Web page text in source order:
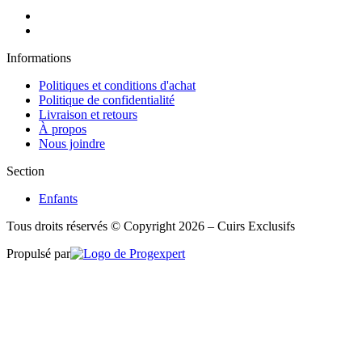
Informations
Politiques et conditions d'achat
Politique de confidentialité
Livraison et retours
À propos
Nous joindre
Section
Enfants
Tous droits réservés © Copyright 2026 – Cuirs Exclusifs
Propulsé par